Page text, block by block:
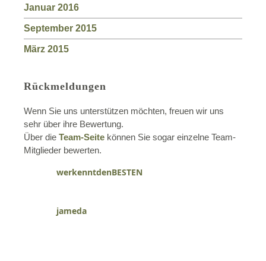
Januar 2016
September 2015
März 2015
Rückmeldungen
Wenn Sie uns unterstützen möchten, freuen wir uns
sehr über ihre Bewertung.
Über die Team-Seite können Sie sogar einzelne Team-
Mitglieder bewerten.
werkenntdenBESTEN
jameda